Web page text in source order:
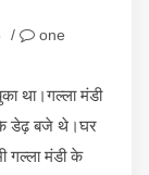
/
one
था।गल्ला मंडी
के डेढ़ बजे थे।घर
गल्ला मंडी के